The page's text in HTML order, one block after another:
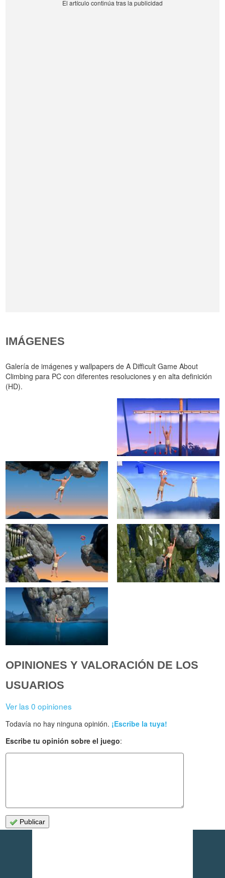
IMÁGENES
Galería de imágenes y wallpapers de A Difficult Game About
Climbing para PC con diferentes resoluciones y en alta definición
(HD).
OPINIONES Y VALORACIÓN DE LOS
USUARIOS
Ver las 0 opiniones
Todavía no hay ninguna opinión. ¡Escribe la tuya!
Escribe tu opinión sobre el juego:
Publicar